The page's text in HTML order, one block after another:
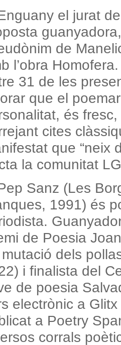
el jurat
de
l’obra
31 de les
que el
és
cites
que “neix
la comunitat
Sanz (Les
1991) és
de Poesia
dels
i finalista del
de poesia
electrònic a
a Poetry
corrals